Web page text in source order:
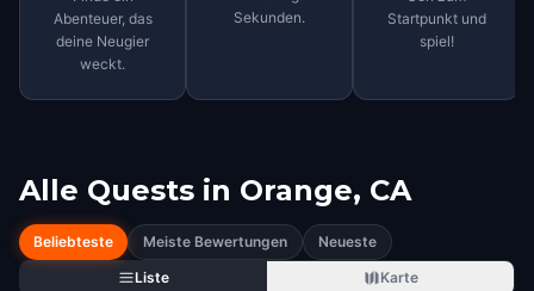
Abenteuer, das
deine Neugier
weckt.
Sekunden.
Startpunkt und
spiel!
Alle Quests in Orange, CA
Beliebteste Meiste Bewertungen
Neueste
Liste
Karte